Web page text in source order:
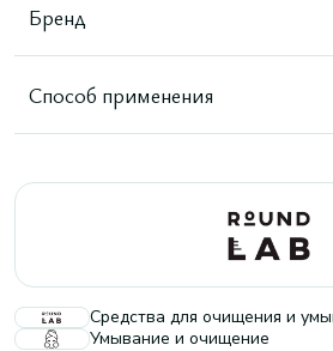
Бренд
Способ применения
Средства для очищения и
Умывание и очищение